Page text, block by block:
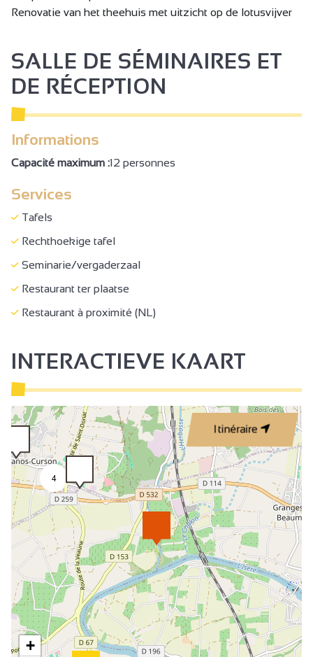
Renovatie van het theehuis met uitzicht op de lotusvijver
SALLE DE SÉMINAIRES ET
DE RÉCEPTION
Informations
Capacité maximum :12 personnes
Services
Tafels
Rechthoekige tafel
Seminarie/vergaderzaal
Restaurant ter plaatse
Restaurant à proximité (NL)
INTERACTIEVE KAART
Itinéraire
4
+